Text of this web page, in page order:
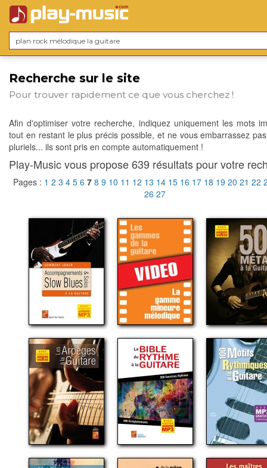
Recherche sur le site
Pour trouver rapidement ce que vous cherchez !
Afin d'optimiser votre recherche, indiquez uniquement les mots
tout en restant le plus précis possible, et ne vous embarrassez
pluriels... ils sont pris en compte automatiquement !
Play-Music vous propose 639 résultats pour votre
Pages : 1 2 3 4 5 6 7 8 9 10 11 12 13 14 15 16 17 18 19 20 21 22
26 27